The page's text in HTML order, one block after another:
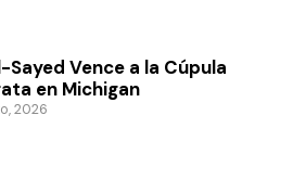
Sayed Vence a la Cúpula
en Michigan
2026